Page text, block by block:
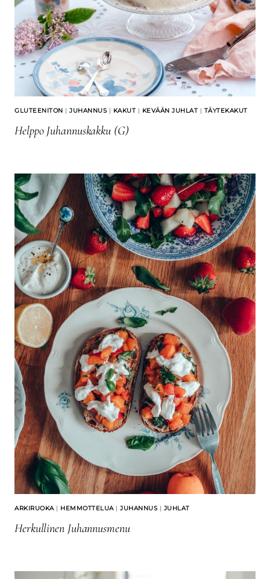
GLUTEENITON | JUHANNUS | KAKUT | KEVÄÄN JUHLAT | TÄYTEKAKUT
Helppo Juhannuskakku (G)
ARKIRUOKA| HEMMOTTELUA| JUHANNUS | JUHLAT
Herkullinen Juhannusmenu